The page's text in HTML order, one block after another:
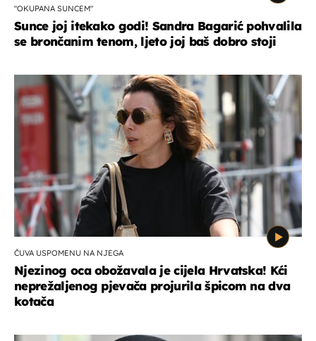
"OKUPANA SUNCEM"
Sunce joj itekako godi! Sandra Bagarić pohvalila
se brončanim tenom, ljeto joj baš dobro stoji
ČUVA USPOMENU NA NJEGA
Njezinog oca obožavala je cijela Hrvatska! Kći
neprežaljenog pjevača projurila špicom na dva
kotača